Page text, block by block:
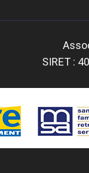
SIRET :